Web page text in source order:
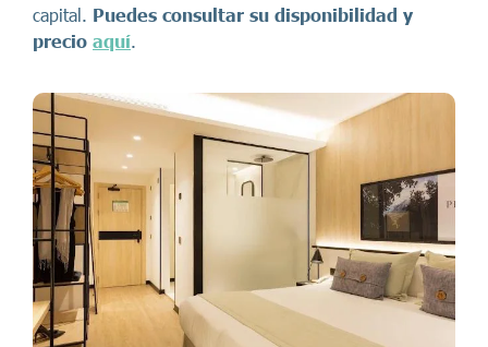
capital. Puedes consultar su disponibilidad y
precio aquí.